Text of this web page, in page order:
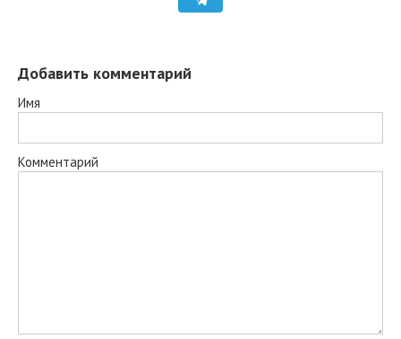
Добавить комментарий
Имя
Комментарий